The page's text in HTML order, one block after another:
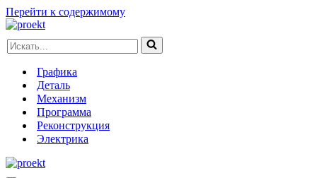
Перейти к содержимому
Искать...
Графика
Деталь
Механизм
Программа
Реконструкция
Электрика